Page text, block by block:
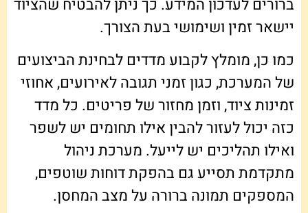
ברורים לעדכון המידע. כך ניתן להבטיח שהציוד
יישאר זמין ושימושי בעת הצורך.
כמו כן, מומלץ לקבוע מדדים לבחינת הביצועים
של המערכת, כגון זמני תגובה לאירועים, אחוזי
זמינות ציוד, וזמן מחזור של פריטים. כל מדד
כזה יכול לעזור להבין אילו תחומים יש לשפר
ואילו תהליכים יש לייעל. מערכת ניהול
מתקדמת תסייע גם בהפקת דוחות שוטפים,
המספקים תמונה ברורה על מצב המחסן.